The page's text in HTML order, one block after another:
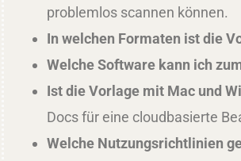
problemlos scannen können.
In welchen Formaten ist die
Welche Software kann ich
Ist die Vorlage mit Mac und
Docs für eine cloudbasierte
Welche Nutzungsrichtlinien